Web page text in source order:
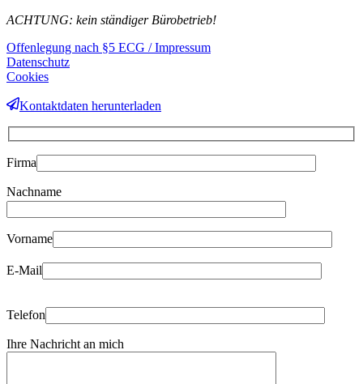
ACHTUNG: kein ständiger Bürobetrieb!
Offenlegung nach §5 ECG / Impressum
Datenschutz
Cookies
Kontaktdaten herunterladen
Firma
Nachname
lasse
dieses
leer.
Vorname
lasse
leer.
E-Mail
lasse
Feld
Telefon
Ihre Nachricht an mich